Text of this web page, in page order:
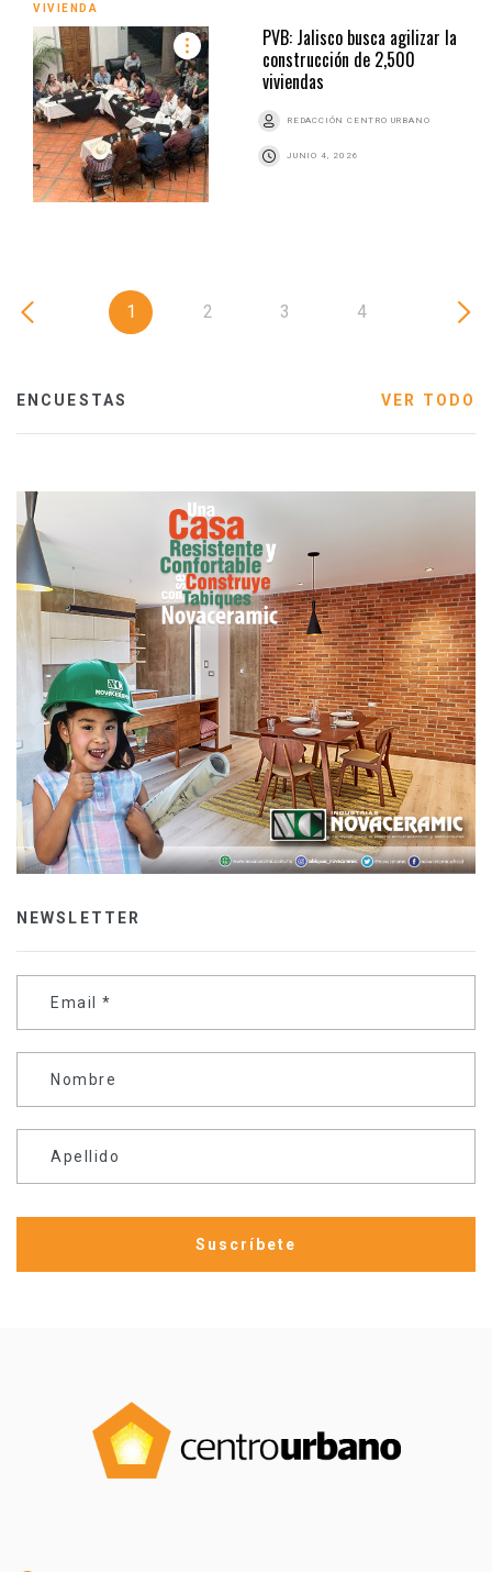
VIVIENDA
PVB: Jalisco busca agilizar la
construcción de 2,500
viviendas
REDACCIÓN CENTRO URBANO
JUNIO 4, 2026
1 2 3 4
ENCUESTAS VER TODO
NEWSLETTER
Email *
Nombre
Apellido